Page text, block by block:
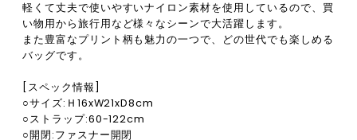
軽くて丈夫で使いやすいナイロン素材を使用しているので、買
い物用から旅行用など様々なシーンで大活躍します。
また豊富なプリント柄も魅力の一つで、どの世代でも楽しめる
バッグです。
[スペック情報]
○サイズ:Ｈ16xW21xD8cm
○ストラップ:60-122cm
○開閉:ファスナー開閉